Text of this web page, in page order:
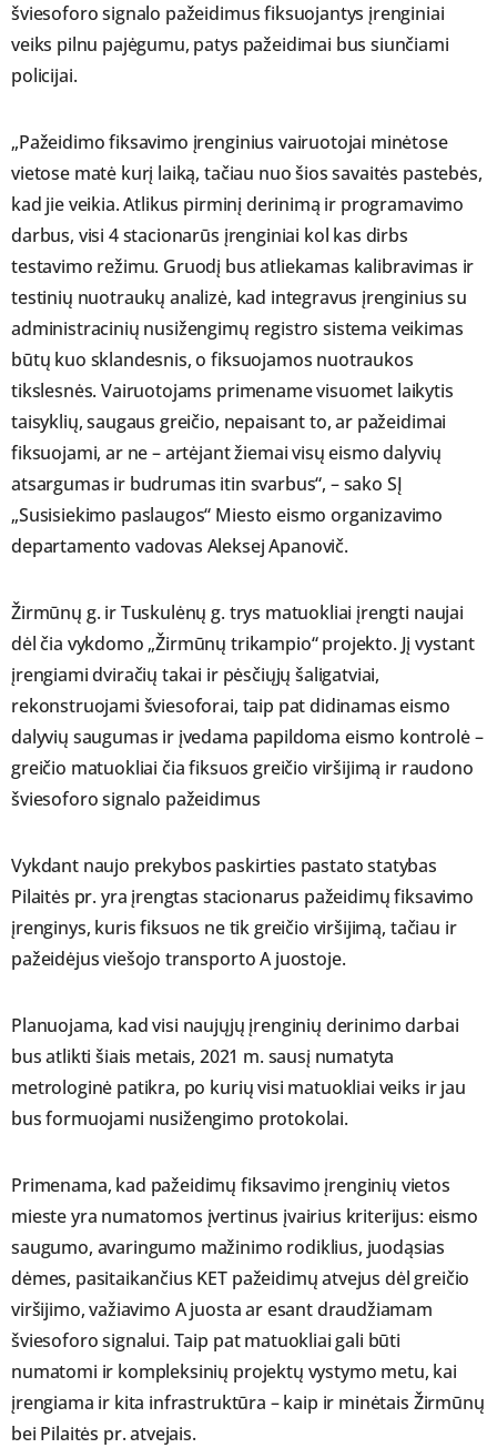
šviesoforo signalo pažeidimus fiksuojantys įrenginiai
veiks pilnu pajėgumu, patys pažeidimai bus siunčiami
policijai.
„Pažeidimo fiksavimo įrenginius vairuotojai minėtose
vietose matė kurį laiką, tačiau nuo šios savaitės pastebės,
kad jie veikia. Atlikus pirminį derinimą ir programavimo
darbus, visi 4 stacionarūs įrenginiai kol kas dirbs
testavimo režimu. Gruodį bus atliekamas kalibravimas ir
testinių nuotraukų analizė, kad integravus įrenginius su
administracinių nusižengimų registro sistema veikimas
būtų kuo sklandesnis, o fiksuojamos nuotraukos
tikslesnės. Vairuotojams primename visuomet laikytis
taisyklių, saugaus greičio, nepaisant to, ar pažeidimai
fiksuojami, ar ne – artėjant žiemai visų eismo dalyvių
atsargumas ir budrumas itin svarbus“, – sako SĮ
„Susisiekimo paslaugos“ Miesto eismo organizavimo
departamento vadovas Aleksej Apanovič.
Žirmūnų g. ir Tuskulėnų g. trys matuokliai įrengti naujai
dėl čia vykdomo „Žirmūnų trikampio“ projekto. Jį vystant
įrengiami dviračių takai ir pėsčiųjų šaligatviai,
rekonstruojami šviesoforai, taip pat didinamas eismo
dalyvių saugumas ir įvedama papildoma eismo kontrolė –
greičio matuokliai čia fiksuos greičio viršijimą ir raudono
šviesoforo signalo pažeidimus
Vykdant naujo prekybos paskirties pastato statybas
Pilaitės pr. yra įrengtas stacionarus pažeidimų fiksavimo
įrenginys, kuris fiksuos ne tik greičio viršijimą, tačiau ir
pažeidėjus viešojo transporto A juostoje.
Planuojama, kad visi naujųjų įrenginių derinimo darbai
bus atlikti šiais metais, 2021 m. sausį numatyta
metrologinė patikra, po kurių visi matuokliai veiks ir jau
bus formuojami nusižengimo protokolai.
Primenama, kad pažeidimų fiksavimo įrenginių vietos
mieste yra numatomos įvertinus įvairius kriterijus: eismo
saugumo, avaringumo mažinimo rodiklius, juodąsias
dėmes, pasitaikančius KET pažeidimų atvejus dėl greičio
viršijimo, važiavimo A juosta ar esant draudžiamam
šviesoforo signalui. Taip pat matuokliai gali būti
numatomi ir kompleksinių projektų vystymo metu, kai
įrengiama ir kita infrastruktūra – kaip ir minėtais Žirmūnų
bei Pilaitės pr. atvejais.